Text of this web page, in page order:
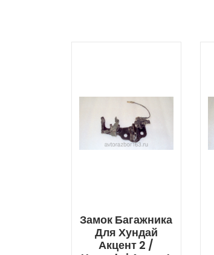
Замок Багажника
Для Хундай
Акцент 2 /